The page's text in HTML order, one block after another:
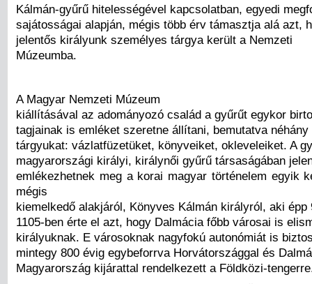
Kálmán-gyűrű hitelességével kapcsolatban, egyedi
sajátosságai alapján, mégis több érv támasztja alá azt,
jelentős királyunk személyes tárgya került a Nemzeti
Múzeumba.
A Magyar Nemzeti Múzeum
kiállításával az adományozó család a gyűrűt egykor
tagjainak is emléket szeretne állítani, bemutatva
tárgyukat: vázlatfüzetüket, könyveiket, okleveleiket. A
magyarországi királyi, királynői gyűrű társaságában
emlékezhetnek meg a korai magyar történelem egyik
mégis
kiemelkedő alakjáról, Könyves Kálmán királyról, aki épp
1105-ben érte el azt, hogy Dalmácia főbb városai is
királyuknak. E városoknak nagyfokú autonómiát is
mintegy 800 évig egybeforrva Horvátországgal és
Magyarország kijárattal rendelkezett a Földközi-